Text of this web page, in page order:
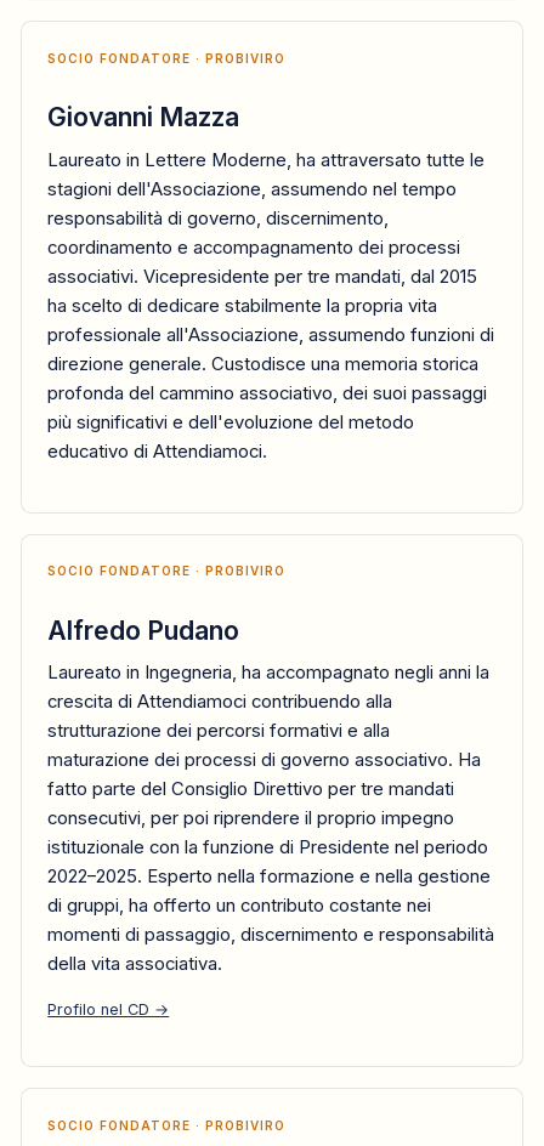
SOCIO FONDATORE · PROBIVIRO
Giovanni Mazza
Laureato in Lettere Moderne, ha attraversato tutte le
stagioni dell'Associazione, assumendo nel tempo
responsabilità di governo, discernimento,
coordinamento e accompagnamento dei processi
associativi. Vicepresidente per tre mandati, dal 2015
ha scelto di dedicare stabilmente la propria vita
professionale all'Associazione, assumendo funzioni di
direzione generale. Custodisce una memoria storica
profonda del cammino associativo, dei suoi passaggi
più significativi e dell'evoluzione del metodo
educativo di Attendiamoci.
SOCIO FONDATORE · PROBIVIRO
Alfredo Pudano
Laureato in Ingegneria, ha accompagnato negli anni la
crescita di Attendiamoci contribuendo alla
strutturazione dei percorsi formativi e alla
maturazione dei processi di governo associativo. Ha
fatto parte del Consiglio Direttivo per tre mandati
consecutivi, per poi riprendere il proprio impegno
istituzionale con la funzione di Presidente nel periodo
2022–2025. Esperto nella formazione e nella gestione
di gruppi, ha offerto un contributo costante nei
momenti di passaggio, discernimento e responsabilità
della vita associativa.
Profilo nel CD →
SOCIO FONDATORE · PROBIVIRO